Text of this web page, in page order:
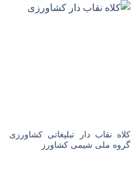
کلاه نقاب دار تبلیغاتی کشاورزی
گروه ملی شیمی کشاورز